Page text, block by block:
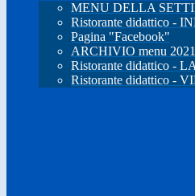
MENU DELLA
Ristorante didattico -
Pagina "Facebook"
ARCHIVIO menu
Ristorante didattico -
Ristorante didattico -